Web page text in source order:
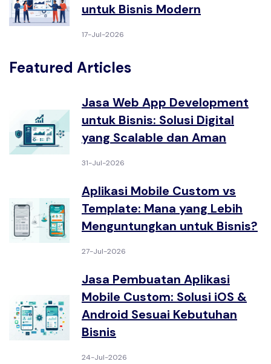
untuk Bisnis Modern
17-Jul-2026
Featured Articles
Jasa Web App Development
untuk Bisnis: Solusi Digital
yang Scalable dan Aman
31-Jul-2026
Aplikasi Mobile Custom vs
Template: Mana yang Lebih
Menguntungkan untuk Bisnis?
27-Jul-2026
Jasa Pembuatan Aplikasi
Mobile Custom: Solusi iOS &
Android Sesuai Kebutuhan
Bisnis
24-Jul-2026